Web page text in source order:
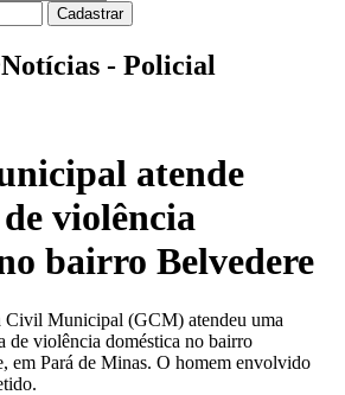
Notícias - Policial
atende
violência
bairro Belvedere
Civil Municipal (GCM) atendeu uma
de violência doméstica no bairro
em Pará de Minas. O homem envolvido